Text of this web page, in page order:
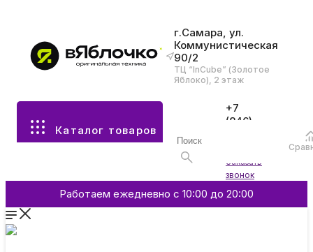
г.Самара, ул.
Коммунистическая
90/2
ТЦ “InCube” (Золотое
Яблоко), 2 этаж
Каталог товаров
+7
(846)
Заказать
звонок
Работаем ежедневно с 10:00 до 20:00
Все разделы каталога
Аксессуары
Смартфоны и гаджеты